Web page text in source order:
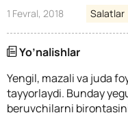
1 Fevral, 2018 Salatlar
Yo’nalishlar
Yengil, mazali va juda
tayyorlaydi. Bunday
beruvchilarni